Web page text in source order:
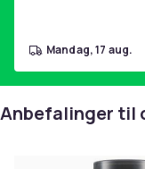
mandag, 17 aug.
Anbefalinger til